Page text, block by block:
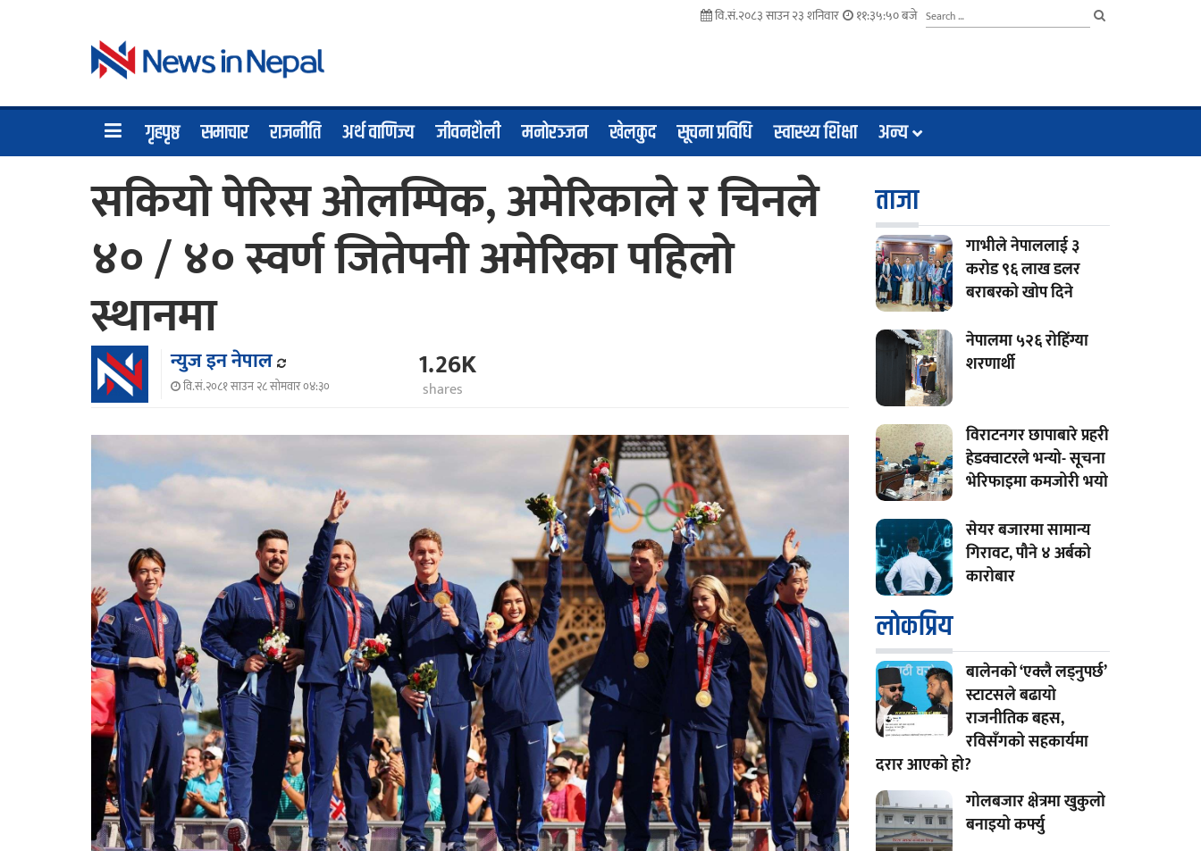
वि.सं.२०८३ साउन २३ शनिवार ११:३५:५१ बजे
गृहपृष्ठ समाचार राजनीति अर्थ वाणिज्य जीवनशैली मनोरञ्जन खेलकुद सूचना प्रविधि स्वास्थ्य शिक्षा अन्य
सकियो पेरिस ओलम्पिक, अमेरिकाले र चिनले
४० / ४० स्वर्ण जितेपनी अमेरिका पहिलो
स्थानमा
न्युज इन नेपाल
वि.सं.२०८१ साउन २८ सोमवार ०४:३०
1.26K
shares
ताजा
गाभीले नेपाललाई ३
करोड ९६ लाख डलर
बराबरको खोप दिने
नेपालमा ५२६ रोहिंग्या
शरणार्थी
विराटनगर छापाबारे प्रहरी
हेडक्वाटरले भन्यो- सूचना
भेरिफाइमा कमजोरी भयो
सेयर बजारमा सामान्य
गिरावट, पौने ४ अर्बको
कारोबार
लाेकप्रिय
बालेनको ‘एक्लै लड्नुपर्छ’
स्टाटसले बढायो
राजनीतिक बहस,
रविसँगको सहकार्यमा
दरार आएको हो?
गोलबजार क्षेत्रमा खुकुलो
बनाइयो कर्फ्यु